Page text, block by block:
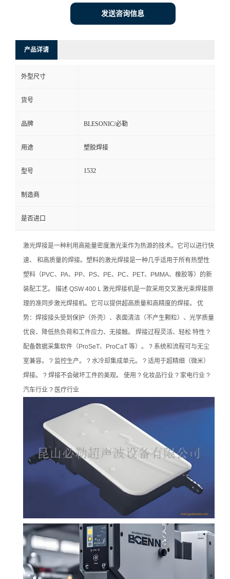
发送咨询信息
产品详请
外型尺寸
货号
品牌 BLESONIC/必勒
用途 塑胶焊接
型号 1532
制造商
是否进口
激光焊接是一种利用高能量密度激光束作为热源的技术。它可以进行快
速、 和高质量的焊接。塑料的激光焊接是一种几乎适用于所有热塑性
塑料（PVC、PA、PP、PS、PE、PC、PET、PMMA、橡胶等）的新
装配工艺。 描述 QSW 400 L 激光焊接机是一款采用交叉激光束焊接原
理的准同步激光焊接机。它可以提供超高质量和高精度的焊接。 优
势：焊接接头受到保护（外壳）、表面清洁（不产生颗粒）、光学质量
优良、降低热负荷和工件应力、无接触。 焊接过程灵活、轻松 特性 ?
配备数据采集软件（ProSeT、ProCaT 等）。 ? 系统和流程可与无尘
室兼容。 ? 监控生产。 ? 水冷却集成单元。 ? 适用于超精细（微米）
焊接。 ? 焊接不会破坏工件的美观。 使用 ? 化妆品行业 ? 家电行业 ?
汽车行业 ? 医疗行业